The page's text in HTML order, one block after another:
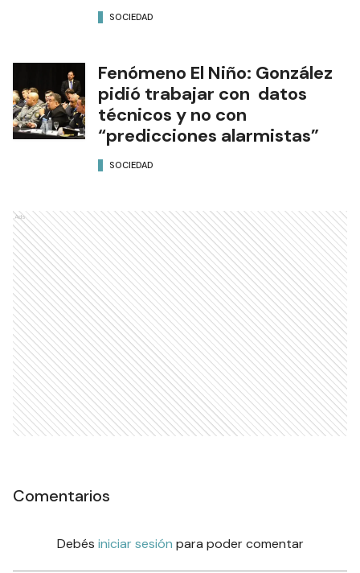
SOCIEDAD
Fenómeno El Niño: González
pidió trabajar con datos
técnicos y no con
“predicciones alarmistas”
SOCIEDAD
Ads
Comentarios
Debés iniciar sesión para poder comentar